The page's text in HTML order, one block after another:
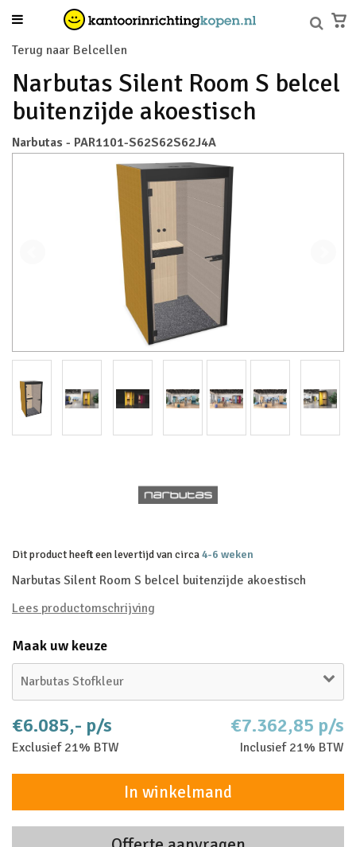
Terug naar Belcellen
Narbutas Silent Room S belcel
buitenzijde akoestisch
Narbutas - PAR1101-S62S62S62J4A
Dit product heeft een levertijd van circa4-6 weken
Narbutas Silent Room S belcel buitenzijde akoestisch
Lees productomschrijving
Maak uw keuze
Narbutas Stofkleur
€6.085,- p/s
Exclusief 21% BTW
€7.362,85 p/s
Inclusief 21% BTW
In winkelmand